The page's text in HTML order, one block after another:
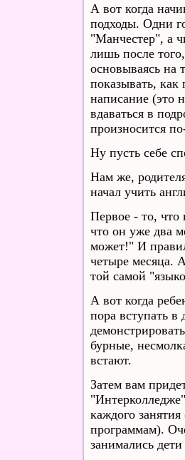
А вот когда
подходы. Одни
"Манчестер", а
лишь после
основываясь на
показывать, как
написание (это
вдаваться в
произносится
Ну пусть себе
Нам же,
начал учить
Первое - то, что
что он уже два
может!" И
четыре месяца.
той самой
А вот когда
пора вступать в
бурные,
встают.
Затем вам
каждого
программам).
занимались